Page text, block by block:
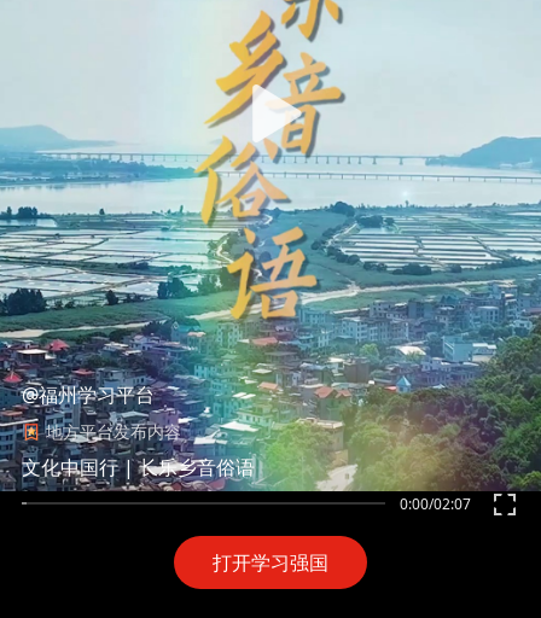
打开学习强国
0:00/02:07
@福州学习平台
地方平台发布内容
文化中国行 | 长乐乡音俗语